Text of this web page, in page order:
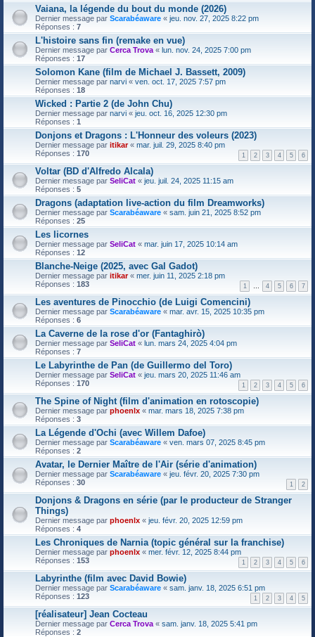
Vaiana, la légende du bout du monde (2026)
Dernier message par Scarabéaware « jeu. nov. 27, 2025 8:22 pm
Réponses : 7
L'histoire sans fin (remake en vue)
Dernier message par Cerca Trova « lun. nov. 24, 2025 7:00 pm
Réponses : 17
Solomon Kane (film de Michael J. Bassett, 2009)
Dernier message par narvi « ven. oct. 17, 2025 7:57 pm
Réponses : 18
Wicked : Partie 2 (de John Chu)
Dernier message par narvi « jeu. oct. 16, 2025 12:30 pm
Réponses : 1
Donjons et Dragons : L'Honneur des voleurs (2023)
Dernier message par itikar« mar. juil. 29, 2025 8:40 pm
Réponses : 170 1 2 3 4 5 6
Voltar (BD d'Alfredo Alcala)
Dernier message par SeliCat « jeu. juil. 24, 2025 11:15 am
Réponses : 5
Dragons (adaptation live-action du film Dreamworks)
Dernier message par Scarabéaware « sam. juin 21, 2025 8:52 pm
Réponses : 25
Les licornes
Dernier message par SeliCat « mar. juin 17, 2025 10:14 am
Réponses : 12
Blanche-Neige (2025, avec Gal Gadot)
Dernier message par itikar« mer. juin 11, 2025 2:18 pm
Réponses : 183 1 … 4 5 6 7
Les aventures de Pinocchio (de Luigi Comencini)
Dernier message par Scarabéaware « mar. avr. 15, 2025 10:35 pm
Réponses : 6
La Caverne de la rose d'or (Fantaghirò)
Dernier message par SeliCat « lun. mars 24, 2025 4:04 pm
Réponses : 7
Le Labyrinthe de Pan (de Guillermo del Toro)
Dernier message par SeliCat « jeu. mars 20, 2025 11:46 am
Réponses : 170 1 2 3 4 5 6
The Spine of Night (film d'animation en rotoscopie)
Dernier message par phoenlx « mar. mars 18, 2025 7:38 pm
Réponses : 3
La Légende d'Ochi (avec Willem Dafoe)
Dernier message par Scarabéaware « ven. mars 07, 2025 8:45 pm
Réponses : 2
Avatar, le Dernier Maître de l'Air (série d'animation)
Dernier message par Scarabéaware « jeu. févr. 20, 2025 7:30 pm
Réponses : 30 1 2
Donjons & Dragons en série (par le producteur de Stranger
Things)
Dernier message par phoenlx « jeu. févr. 20, 2025 12:59 pm
Réponses : 4
Les Chroniques de Narnia (topic général sur la franchise)
Dernier message par phoenlx « mer. févr. 12, 2025 8:44 pm
Réponses : 153 1 2 3 4 5 6
Labyrinthe (film avec David Bowie)
Dernier message par Scarabéaware « sam. janv. 18, 2025 6:51 pm
Réponses : 123 1 2 3 4 5
[réalisateur] Jean Cocteau
Dernier message par Cerca Trova « sam. janv. 18, 2025 5:41 pm
Réponses : 2